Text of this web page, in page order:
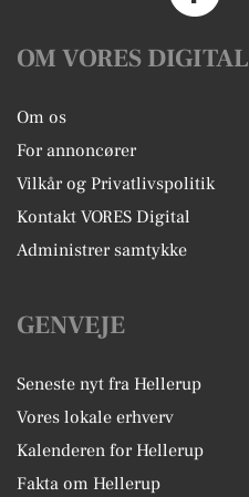
OM VORES DIGITAL
Om os
For annoncører
Vilkår og Privatlivspolitik
Kontakt VORES Digital
Administrer samtykke
GENVEJE
Seneste nyt fra Hellerup
Vores lokale erhverv
Kalenderen for Hellerup
Fakta om Hellerup